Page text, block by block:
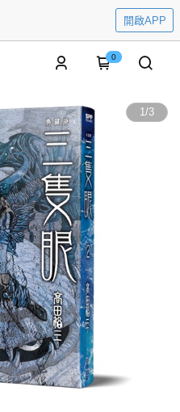
開啟APP
0
1/3